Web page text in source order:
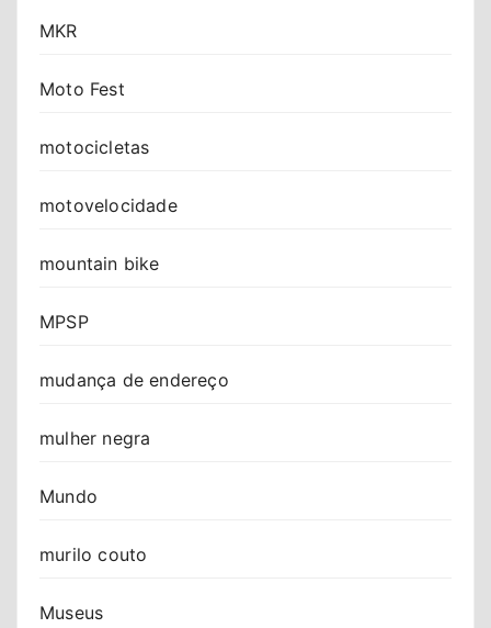
MKR
Moto Fest
motocicletas
motovelocidade
mountain bike
MPSP
mudança de endereço
mulher negra
Mundo
murilo couto
Museus